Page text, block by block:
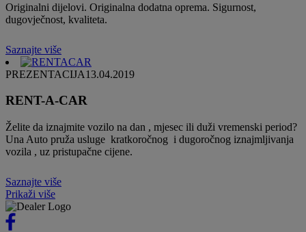
Originalni dijelovi. Originalna dodatna oprema. Sigurnost,
dugovječnost, kvaliteta.
Saznajte više
PREZENTACIJA13.04.2019
RENT-A-CAR
Želite da iznajmite vozilo na dan , mjesec ili duži vremenski period?
Una Auto pruža usluge kratkoročnog i dugoročnog iznajmljivanja
vozila , uz pristupačne cijene.
Saznajte više
Prikaži više